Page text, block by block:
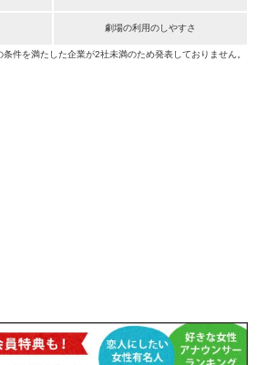
劇場の利用のしやすさ
件を満たした企業が2社未満のため発表しておりません。